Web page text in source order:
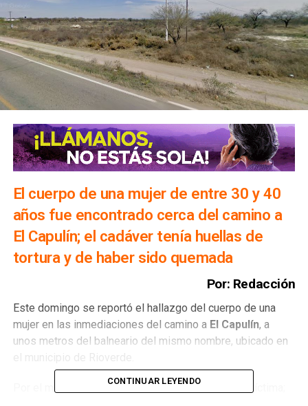
El cuerpo de una mujer de entre 30 y 40
años fue encontrado cerca del camino a
El Capulín; el cadáver tenía huellas de
tortura y de haber sido quemada
Por: Redacción
Este domingo se reportó el hallazgo del cuerpo de una
mujer en las inmediaciones del camino aEl Capulín, a
unos metros del balneario del mismo nombre, ubicado en
Por el momento se desconoce la identidad de la víctima;
CONTINUAR LEYENDO